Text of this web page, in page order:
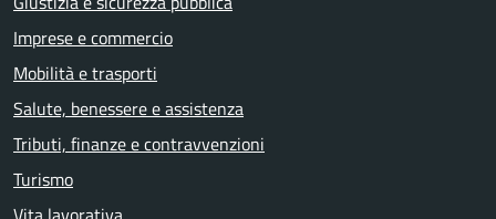
Imprese e commercio
Mobilità e trasporti
Salute, benessere e assistenza
Tributi, finanze e contravvenzioni
Turismo